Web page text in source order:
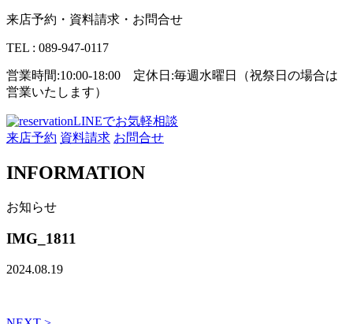
来店予約・資料請求・お問合せ
TEL : 089-947-0117
営業時間:10:00-18:00 定休日:毎週水曜日（祝祭日の場合は
営業いたします）
LINEでお気軽相談
来店予約 資料請求 お問合せ
INFORMATION
お知らせ
IMG_1811
2024.08.19